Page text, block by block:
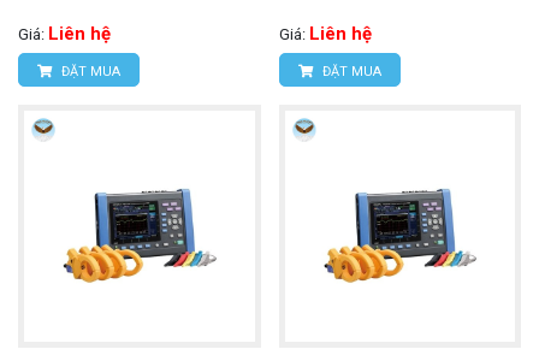
Giá: Liên hệ
ĐẶT MUA
Giá: Liên hệ
ĐẶT MUA